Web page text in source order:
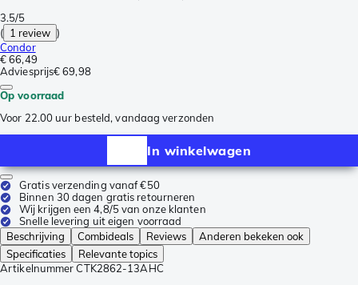
3.5/5
( 1 review )
Condor
€ 66,49
Adviesprijs€ 69,98
Op voorraad
Voor 22.00 uur besteld, vandaag verzonden
In winkelwagen
Gratis verzending vanaf €50
Binnen 30 dagen gratis retourneren
Wij krijgen een 4,8/5 van onze klanten
Snelle levering uit eigen voorraad
Beschrijving
Combideals Reviews
Anderen bekeken ook
Specificaties
Relevante topics
Artikelnummer CTK2862-13AHC